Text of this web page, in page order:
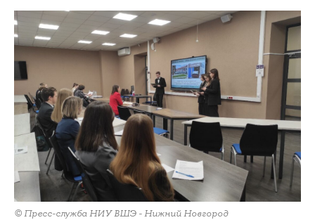
© Пресс-служба НИУ ВШЭ - Нижний Новгород